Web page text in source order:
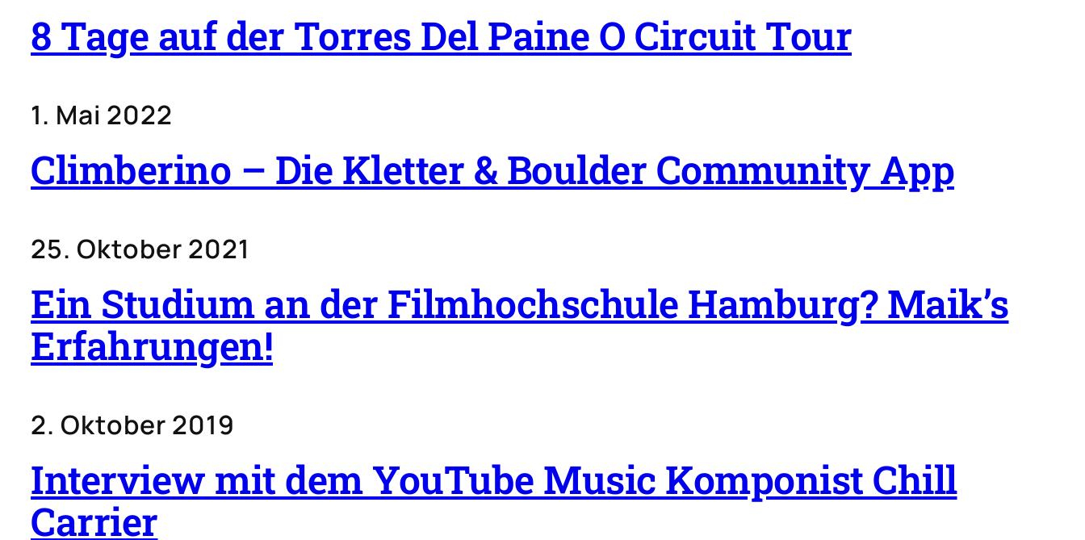
8 Tage auf der Torres Del Paine O Circuit Tour
1. Mai 2022
Climberino – Die Kletter & Boulder Community App
25. Oktober 2021
Ein Studium an der Filmhochschule Hamburg? Maik’s
Erfahrungen!
2. Oktober 2019
Interview mit dem YouTube Music Komponist Chill
Carrier